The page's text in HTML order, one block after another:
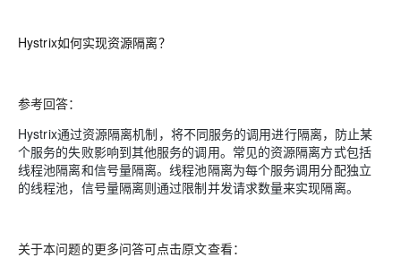
Hystrix如何实现资源隔离？
参考回答：
Hystrix通过资源隔离机制，将不同服务的调用进行隔离，防止某
个服务的失败影响到其他服务的调用。常见的资源隔离方式包括
线程池隔离和信号量隔离。线程池隔离为每个服务调用分配独立
的线程池，信号量隔离则通过限制并发请求数量来实现隔离。
关于本问题的更多问答可点击原文查看：